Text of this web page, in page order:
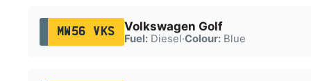
MW56 VKS Volkswagen Golf
Fuel:Diesel·Colour:Blue